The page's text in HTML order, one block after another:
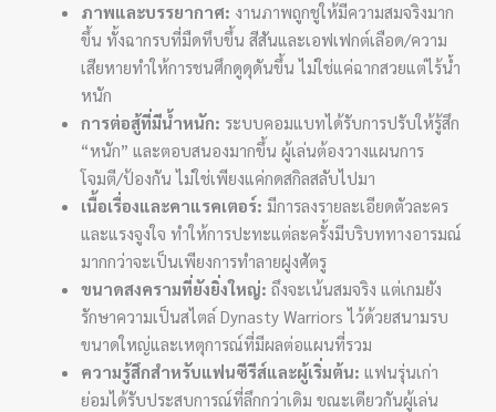
ภาพและบรรยากาศ: งานภาพถูกชูให้มีความสมจริงมาก
ขึ้น ทั้งฉากรบที่มืดทึบขึ้น สีสันและเอฟเฟกต์เลือด/ความ
เสียหายทำให้การชนศึกดูดุดันขึ้น ไม่ใช่แค่ฉากสวยแต่ไร้น้ำ
หนัก
การต่อสู้ที่มีน้ำหนัก: ระบบคอมแบทได้รับการปรับให้รู้สึก
“หนัก” และตอบสนองมากขึ้น ผู้เล่นต้องวางแผนการ
โจมตี/ป้องกัน ไม่ใช่เพียงแค่กดสกิลสลับไปมา
เนื้อเรื่องและคาแรคเตอร์: มีการลงรายละเอียดตัวละคร
และแรงจูงใจ ทำให้การปะทะแต่ละครั้งมีบริบททางอารมณ์
มากกว่าจะเป็นเพียงการทำลายฝูงศัตรู
ขนาดสงครามที่ยังยิ่งใหญ่: ถึงจะเน้นสมจริง แต่เกมยัง
รักษาความเป็นสไตล์ Dynasty Warriors ไว้ด้วยสนามรบ
ขนาดใหญ่และเหตุการณ์ที่มีผลต่อแผนที่รวม
ความรู้สึกสำหรับแฟนซีรีส์และผู้เริ่มต้น: แฟนรุ่นเก่า
ย่อมได้รับประสบการณ์ที่ลึกกว่าเดิม ขณะเดียวกันผู้เล่น